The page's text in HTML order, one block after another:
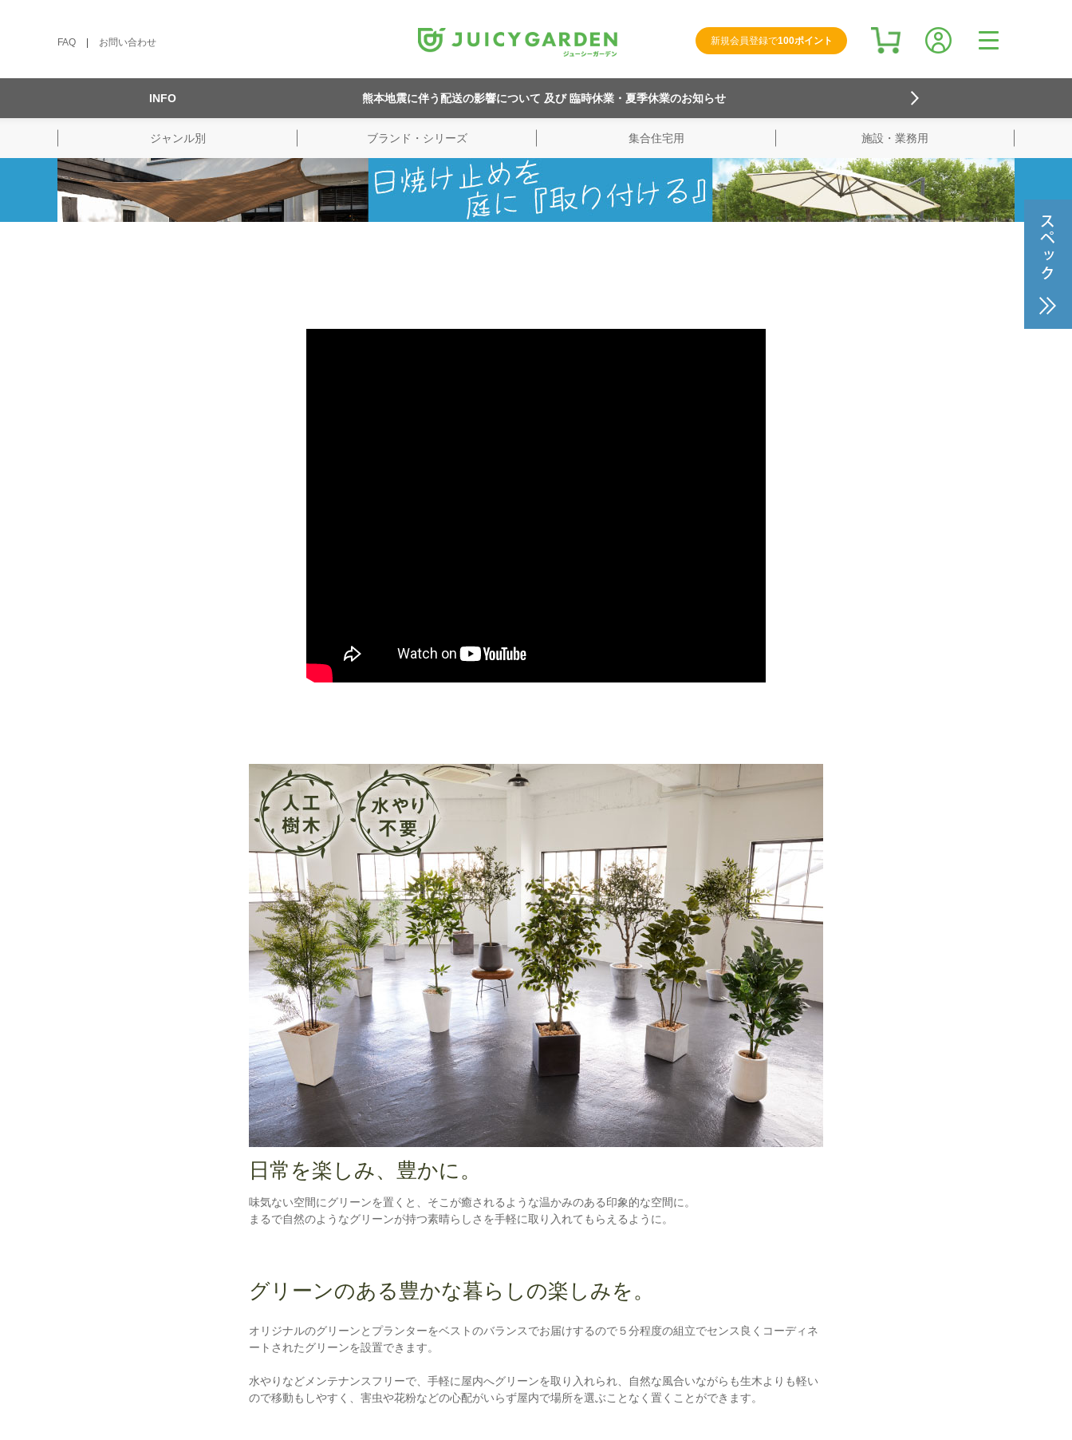
FAQ お問い合わせ 新規会員登録で100ポイント
検索
INFO 熊本地震に伴う配送の影響について 及び 臨時休業・夏季休業のお知らせ
ジャンル別 ブランド・シリーズ 集合住宅用 施設・業務用
日常を楽しみ、豊かに。
味気ない空間にグリーンを置くと、そこが癒されるような温かみのある印象的な空間に。
まるで自然のようなグリーンが持つ素晴らしさを手軽に取り入れてもらえるように。
グリーンのある豊かな暮らしの楽しみを。
オリジナルのグリーンとプランターをベストのバランスでお届けするので５分程度の組立でセンス良くコーディネ
ートされたグリーンを設置できます。
水やりなどメンテナンスフリーで、手軽に屋内へグリーンを取り入れられ、自然な風合いながらも生木よりも軽い
ので移動もしやすく、害虫や花粉などの心配がいらず屋内で場所を選ぶことなく置くことができます。